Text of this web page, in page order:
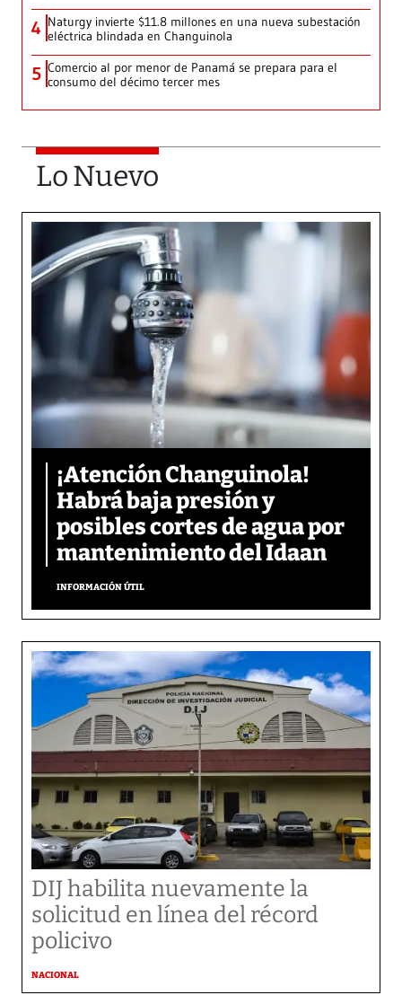
4 Naturgy invierte $11.8 millones en una nueva subestación
eléctrica blindada en Changuinola
5 Comercio al por menor de Panamá se prepara para el
consumo del décimo tercer mes
Lo Nuevo
¡Atención Changuinola!
Habrá baja presión y
posibles cortes de agua por
mantenimiento del Idaan
INFORMACIÓN ÚTIL
DIJ habilita nuevamente la
solicitud en línea del récord
policivo
NACIONAL